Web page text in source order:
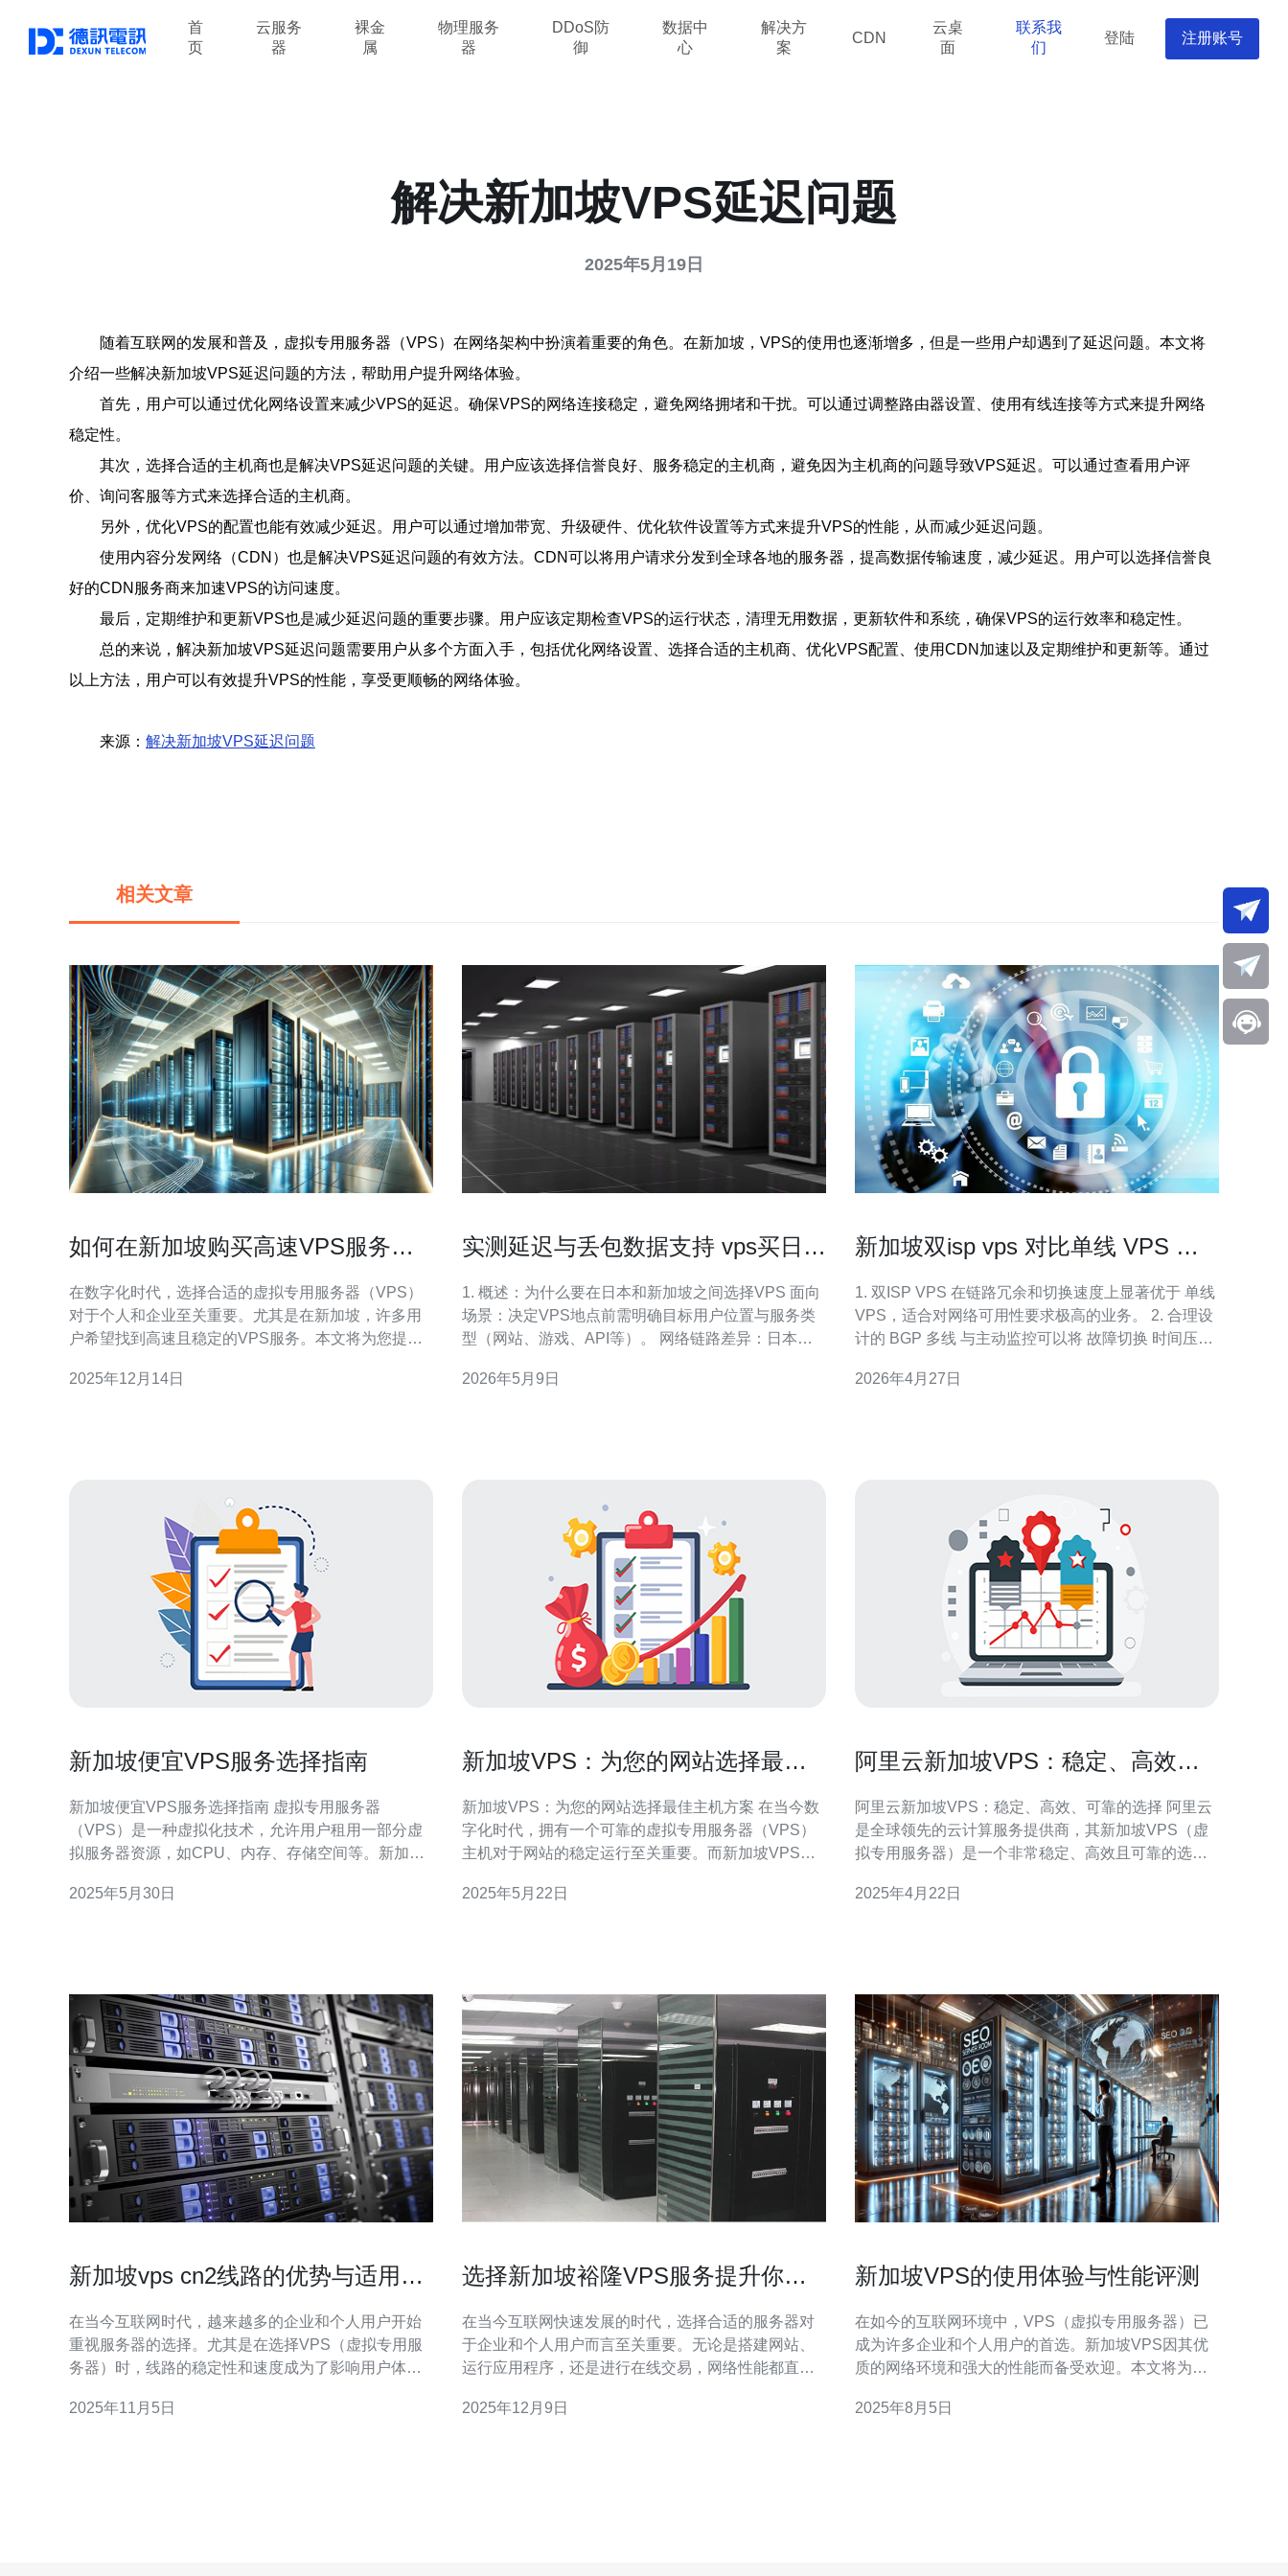
首
页
云服务
器
裸金
属
物理服务
器
DDoS防
御
数据中
心
解决方
案
CDN
云桌
面
联系我
们
登陆 注册账号
解决新加坡VPS延迟问题
2025年5月19日
随着互联网的发展和普及，虚拟专用服务器（VPS）在网络架构中扮演着重要的角色。在新加坡，VPS的使用也逐渐增多，但是一些用户却遇到了延迟问题。本文将
介绍一些解决新加坡VPS延迟问题的方法，帮助用户提升网络体验。
首先，用户可以通过优化网络设置来减少VPS的延迟。确保VPS的网络连接稳定，避免网络拥堵和干扰。可以通过调整路由器设置、使用有线连接等方式来提升网络
稳定性。
其次，选择合适的主机商也是解决VPS延迟问题的关键。用户应该选择信誉良好、服务稳定的主机商，避免因为主机商的问题导致VPS延迟。可以通过查看用户评
价、询问客服等方式来选择合适的主机商。
另外，优化VPS的配置也能有效减少延迟。用户可以通过增加带宽、升级硬件、优化软件设置等方式来提升VPS的性能，从而减少延迟问题。
使用内容分发网络（CDN）也是解决VPS延迟问题的有效方法。CDN可以将用户请求分发到全球各地的服务器，提高数据传输速度，减少延迟。用户可以选择信誉良
好的CDN服务商来加速VPS的访问速度。
最后，定期维护和更新VPS也是减少延迟问题的重要步骤。用户应该定期检查VPS的运行状态，清理无用数据，更新软件和系统，确保VPS的运行效率和稳定性。
总的来说，解决新加坡VPS延迟问题需要用户从多个方面入手，包括优化网络设置、选择合适的主机商、优化VPS配置、使用CDN加速以及定期维护和更新等。通过
以上方法，用户可以有效提升VPS的性能，享受更顺畅的网络体验。
来源： 解决新加坡VPS延迟问题
相关文章
如何在新加坡购买高速VPS服务的
在数字化时代，选择合适的虚拟专用服务器（VPS）
对于个人和企业至关重要。尤其是在新加坡，许多用
户希望找到高速且稳定的VPS服务。本文将为您提供
服务，包括选择合适的提供商、价格比较及使用技巧
2025年12月14日
实测延迟与丢包数据支持 vps买日本
1. 概述：为什么要在日本和新加坡之间选择VPS 面向
场景：决定VPS地点前需明确目标用户位置与服务类
型（网站、游戏、API等）。 网络链路差异：日本多
的路由与丢包表现不同。 法律与合规：日本主机受日
2026年5月9日
新加坡双isp vps 对比单线 VPS 的
1. 双ISP VPS 在链路冗余和切换速度上显著优于 单线
VPS，适合对网络可用性要求极高的业务。 2. 合理设
计的 BGP 多线 与主动监控可以将 故障切换 时间压缩
视：双ISP 带来更高费用与运维门槛，但对金融、游
2026年4月27日
新加坡便宜VPS服务选择指南
新加坡便宜VPS服务选择指南 虚拟专用服务器
（VPS）是一种虚拟化技术，允许用户租用一部分虚
拟服务器资源，如CPU、内存、存储空间等。新加坡
助您选择适合您需求和预算的便宜VPS服务。 在选择
2025年5月30日
新加坡VPS：为您的网站选择最佳
新加坡VPS：为您的网站选择最佳主机方案 在当今数
字化时代，拥有一个可靠的虚拟专用服务器（VPS）
主机对于网站的稳定运行至关重要。而新加坡VPS作
靠性，还可以为您的网站带来更快的响应速度和更好
2025年5月22日
阿里云新加坡VPS：稳定、高效、
阿里云新加坡VPS：稳定、高效、可靠的选择 阿里云
是全球领先的云计算服务提供商，其新加坡VPS（虚
拟专用服务器）是一个非常稳定、高效且可靠的选
使用VPS来托管网站、应用程序和数据。新加坡作为
2025年4月22日
新加坡vps cn2线路的优势与适用场
在当今互联网时代，越来越多的企业和个人用户开始
重视服务器的选择。尤其是在选择VPS（虚拟专用服
务器）时，线路的稳定性和速度成为了影响用户体验
逐渐成为众多用户的首选。本文将详细探讨新加坡
2025年11月5日
选择新加坡裕隆VPS服务提升你的
在当今互联网快速发展的时代，选择合适的服务器对
于企业和个人用户而言至关重要。无论是搭建网站、
运行应用程序，还是进行在线交易，网络性能都直接
因其优质的性能和稳定性，成为了许多用户的首选。
2025年12月9日
新加坡VPS的使用体验与性能评测
在如今的互联网环境中，VPS（虚拟专用服务器）已
成为许多企业和个人用户的首选。新加坡VPS因其优
质的网络环境和强大的性能而备受欢迎。本文将为您
实际的操作步骤。 本文将分为以下几个部分： 首先，
2025年8月5日